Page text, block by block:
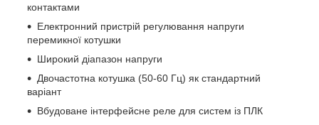
контактами
Електронний пристрій регулювання напруги
перемикної котушки
Широкий діапазон напруги
Двочастотна котушка (50-60 Гц) як стандартний
варіант
Вбудоване інтерфейсне реле для систем із ПЛК